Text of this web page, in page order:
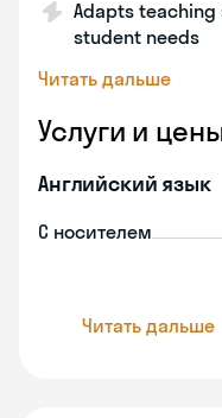
Adapts
student needs
Читать дальше
Услуги и
Английский язык
С носителем
Читать дальше